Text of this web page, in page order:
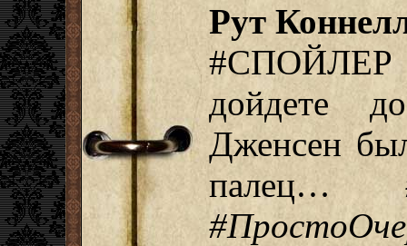
Рут
#СПОЙЛЕР
дойдете
Дженсен
палец…